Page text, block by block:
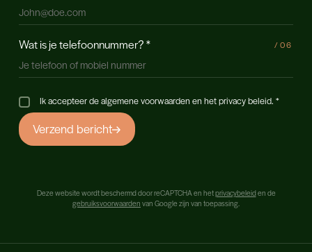
Wat is je telefoonnummer?* /06
Ik accepteer de algemene voorwaarden en het privacy beleid. *
Verzend bericht
Deze website wordt beschermd door reCAPTCHA en hetprivacybeleiden de
gebruiksvoorwaarden van Google zijn van toepassing.